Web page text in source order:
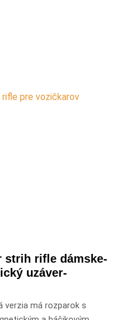
strih rifle dámske-
uzáver-
verzia má rozparok s